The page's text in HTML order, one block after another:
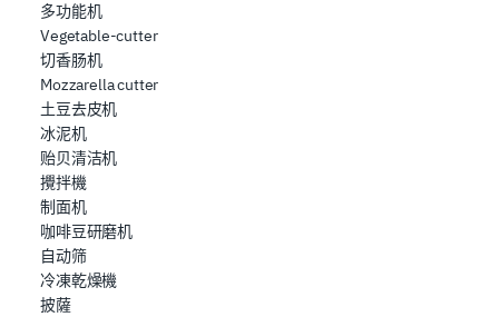
多功能机
Vegetable-cutter
切香肠机
Mozzarella cutter
土豆去皮机
冰泥机
贻贝清洁机
攪拌機
制面机
咖啡豆研磨机
自动筛
冷凍乾燥機
披薩